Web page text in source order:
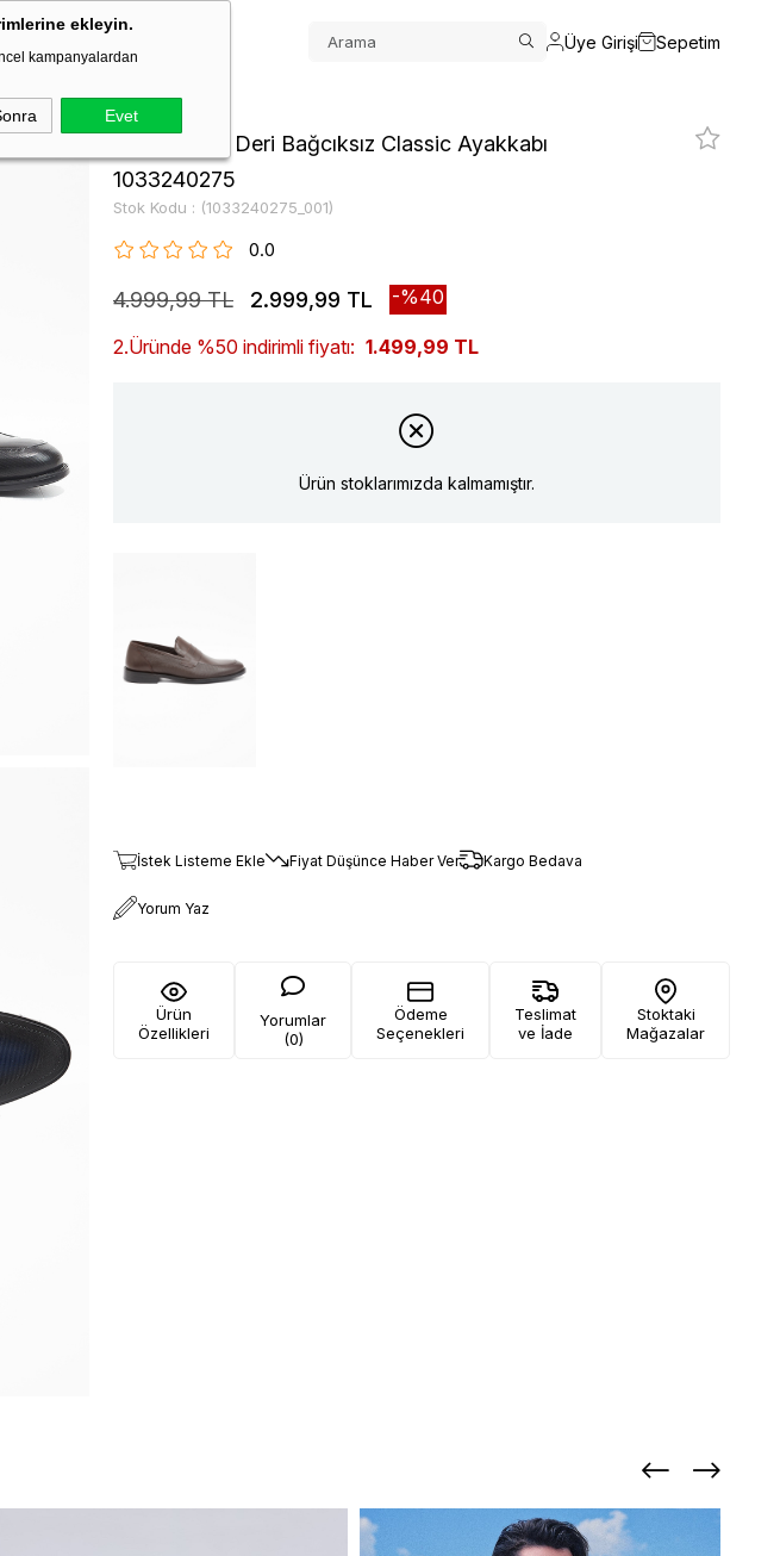
ekleyin.
kampanyalardan
Evet
Üye Girişi Sepetim
Siyah %100 Deri Bağcıksız Classic Ayakkabı
1033240275
Stok Kodu (1033240275_001)
0.0
4.999,99 TL 2.999,99 TL 40
2.Üründe %50 indirimli fiyatı: 1.499,99 TL
Ürün stoklarımızda kalmamıştır.
İstek Listeme Ekle Fiyat Düşünce Haber Ver Kargo Bedava
Yorum Yaz
Ürün
Özellikleri
Yorumlar
(0)
Ödeme
Seçenekleri
Teslimat
ve İade
Stoktaki
Mağazalar